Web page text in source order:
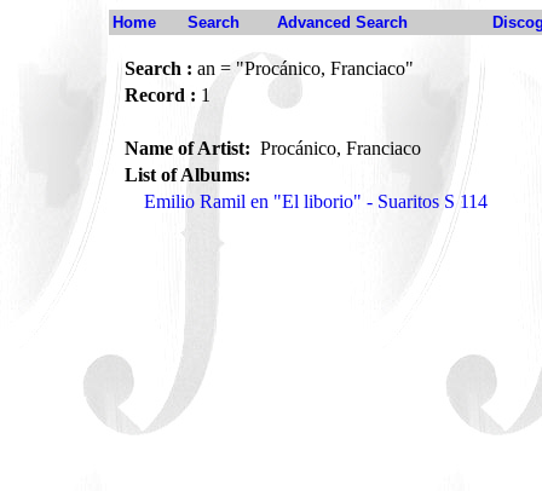
Home Search Advanced Search
Search : an = "Procánico, Franciaco"
Record : 1
Name of Artist: Procánico, Franciaco
List of Albums:
Emilio Ramil en "El liborio" - Suaritos S 114